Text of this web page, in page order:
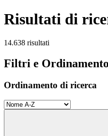
Risultati di
14.638 risultati
Filtri e
Ordinamento di ricerca